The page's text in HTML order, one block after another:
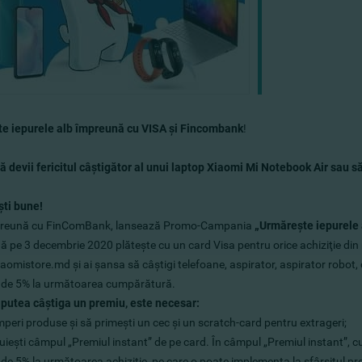
iepurele alb împreună cu VISA şi Fincombank!
devii fericitul câştigător al unui laptop Xiaomi Mi Notebook Air sau
bune!
cu FinComBank, lansează Promo-Campania „Urmăreşte iepurele
pe 3 decembrie 2020 plăteşte cu un card Visa pentru orice achiziţie
şi ai şansa să câştigi telefoane, aspirator, aspirator
5% la următoarea cumpărătură.
câştiga un premiu, este necesar:
produse şi să primeşti un cec şi un scratch-card pentru extrageri;
câmpul „Premiul instant” de pe card. În câmpul „Premiul